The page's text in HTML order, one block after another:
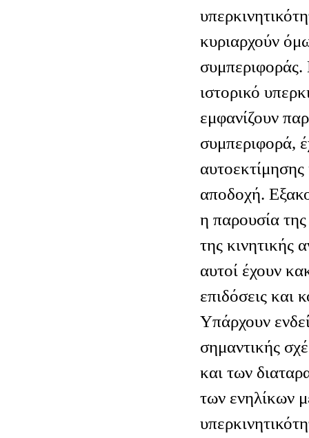
κυριαρχούν
ιστορικό
εμφανίζουν
συμπεριφορά,
αποδοχή.
η παρουσία
της κινητικής
αυτοί έχουν
επιδόσεις και
Υπάρχουν
σημαντικής
και των
των ενηλίκων